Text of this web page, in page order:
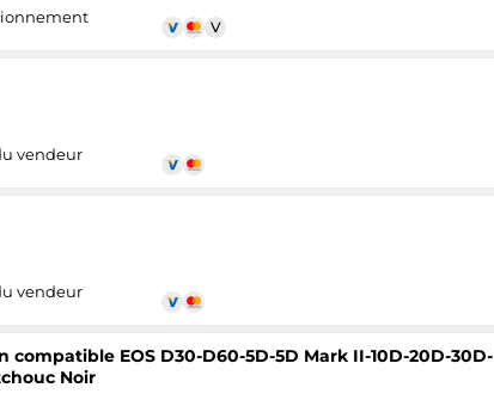
vendeur
vendeur
EOS D30-D60-5D-5D Mark II-10D-20D-30D-
Noir